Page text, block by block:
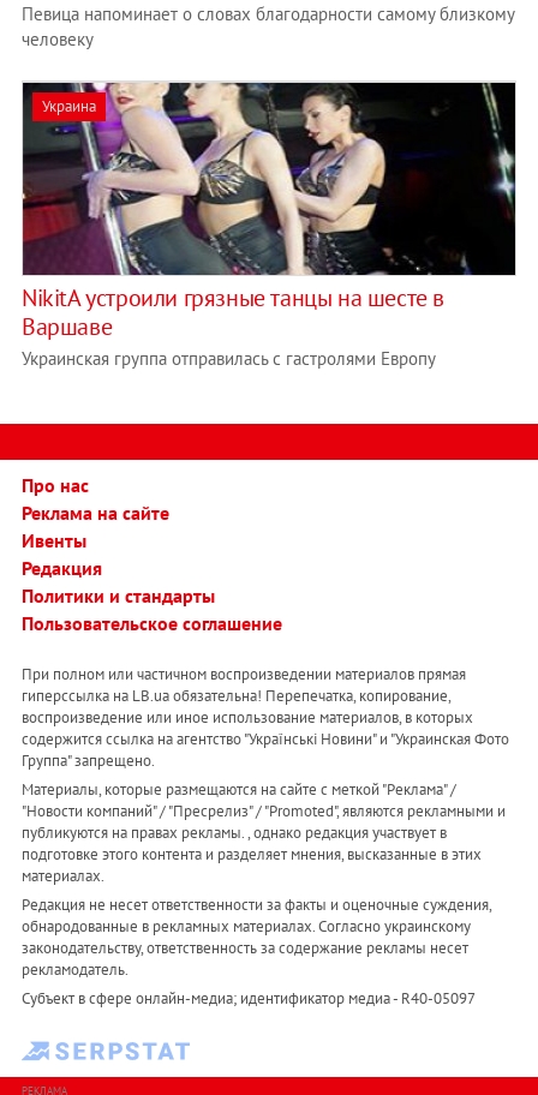
Певица напоминает о словах благодарности самому близкому
человеку
Украина
NikitA устроили грязные танцы на шесте в
Варшаве
Украинская группа отправилась с гастролями Европу
Про нас
Реклама на сайте
Ивенты
Редакция
Политики и стандарты
Пользовательское соглашение
При полном или частичном воспроизведении материалов прямая
гиперссылка на LB.ua обязательна! Перепечатка, копирование,
воспроизведение или иное использование материалов, в которых
содержится ссылка на агентство "Українськi Новини" и "Украинская Фото
Группа" запрещено.
Материалы, которые размещаются на сайте с меткой "Реклама" /
"Новости компаний" / "Пресрелиз" / "Promoted", являются рекламными и
публикуются на правах рекламы. , однако редакция участвует в
подготовке этого контента и разделяет мнения, высказанные в этих
материалах.
Редакция не несет ответственности за факты и оценочные суждения,
обнародованные в рекламных материалах. Согласно украинскому
законодательству, ответственность за содержание рекламы несет
рекламодатель.
Субъект в сфере онлайн-медиа; идентификатор медиа - R40-05097
РЕКЛАМА